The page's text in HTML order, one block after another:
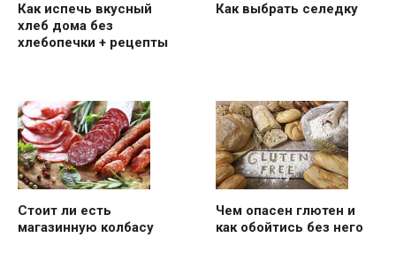
Как испечь вкусный
хлеб дома без
хлебопечки + рецепты
Как выбрать селедку
Стоит ли есть
магазинную колбасу
Чем опасен глютен и
как обойтись без него